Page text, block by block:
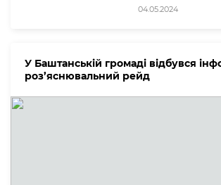
04.05.2024
У Баштанській громаді відбувся
роз’яснювальний рейд